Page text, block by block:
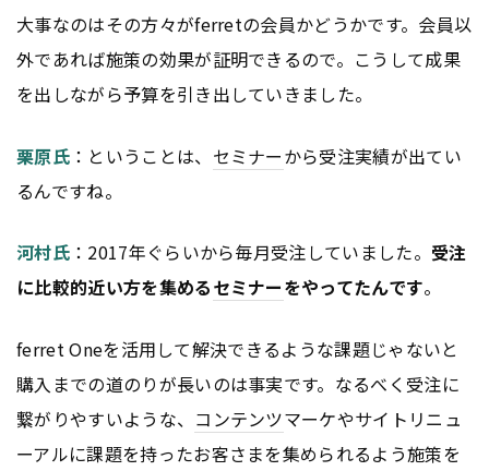
大事なのはその方々がferretの会員かどうかです。会員以
外であれば施策の効果が証明できるので。こうして成果
を出しながら予算を引き出していきました。
栗原氏：ということは、 セミナーから受注実績が出てい
るんですね。
河村氏：2017年ぐらいから毎月受注していました。 受注
に比較的近い方を集めるセミナーをやってたんです。
ferret Oneを活用して解決できるような課題じゃないと
購入までの道のりが長いのは事実です。なるべく受注に
繋がりやすいような、 コンテンツマーケやサイトリニュ
ーアルに課題を持ったお客さまを集められるよう施策を